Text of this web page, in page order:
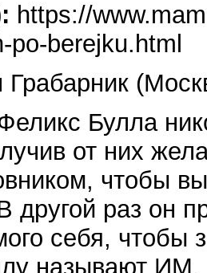
https://
po-berejku.html
Грабарник
Булла
от них
чтобы
другой раз он
себя, чтобы
называют